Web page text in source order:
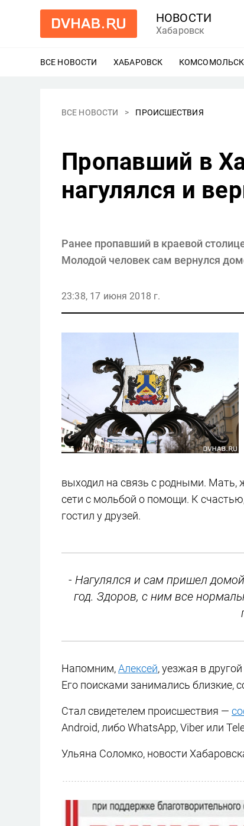
НОВОСТИ
Хабаровск
ВСЕ НОВОСТИ ХАБАРОВСК ЕЩЕ
ВСЕ НОВОСТИ ПРОИСШЕСТВИЯ
Пропавший в
нагулялся и
Ранее пропавший в краевой
Молодой человек сам вернулся
23:38, 17 июня 2018 г.
выходил на связь с родными. Мать,
сети с мольбой о помощи. К
гостил у друзей.
- Нагулялся и сам пришел
год. Здоров, с ним все
Напомним,Алексей, уезжая в
Его поисками занимались близкие,
Стал свидетелем происшествия —
Android, либо WhatsApp, Viber или
Ульяна Соломко, новости